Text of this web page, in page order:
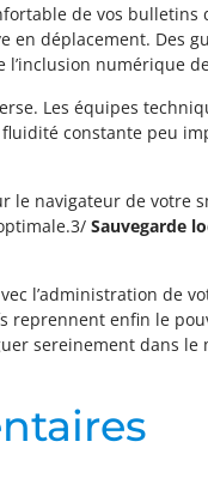
de vos
déplacement. Des
numérique
Les équipes
constante peu
le navigateur de votre
Sauvegarde
l’administration de
reprennent enfin le
sereinement dans le